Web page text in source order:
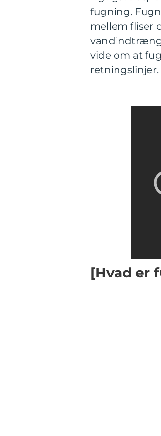
fugning.
mellem fliser
vide om at
retningslinjer.
[Hvad er